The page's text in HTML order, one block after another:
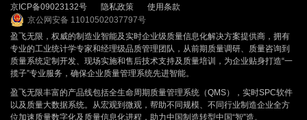
京ICP备09023132号
隐私政策
使用条款
京公网安备 11010502037797号
盈飞无限，权威的制造业智能及实时企业级质量信息化解决方案提供商，拥有
专业的工业统计学专家和经理级品质管理团队，从前期质量调研、质量咨询到
质量系统定制开发、现场实施和售后技术支持及质量培训，为企业贴身打造“一
揽子”专业服务，确保企业质量管理系统先进智能。
盈飞无限丰富的产品线包括全生命周期质量管理系统（QMS），实时SPC软件
以及质量大数据系统。从宏观到微观，帮助不同规模、不同行业制造企业全方
位加速质量数字化及质量信息化进程，助力中国制造转型中国“智”造。